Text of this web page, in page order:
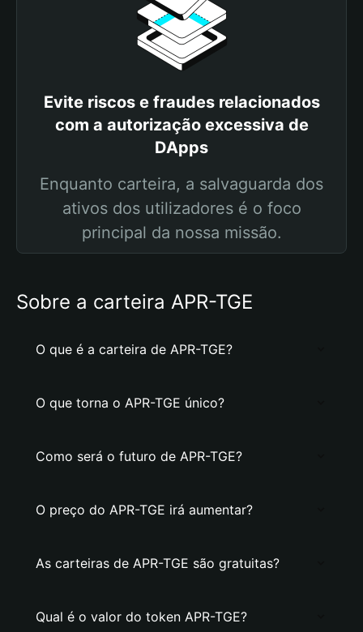
Evite riscos e fraudes relacionados
com a autorização excessiva de
DApps
Enquanto carteira, a salvaguarda dos
ativos dos utilizadores é o foco
principal da nossa missão.
Sobre a carteira APR-TGE
O que é a carteira de APR-TGE?
O que torna o APR-TGE único?
Como será o futuro de APR-TGE?
O preço do APR-TGE irá aumentar?
As carteiras de APR-TGE são gratuitas?
Qual é o valor do token APR-TGE?